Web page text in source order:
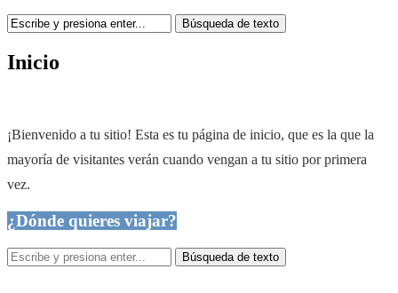
Inicio
¡Bienvenido a tu sitio! Esta es tu página de inicio, que es la que la
mayoría de visitantes verán cuando vengan a tu sitio por primera
vez.
¿Dónde quieres viajar?